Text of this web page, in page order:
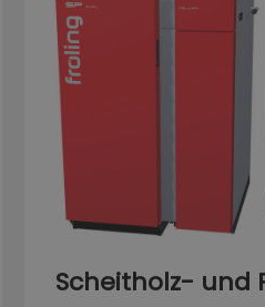
Scheitholz- und